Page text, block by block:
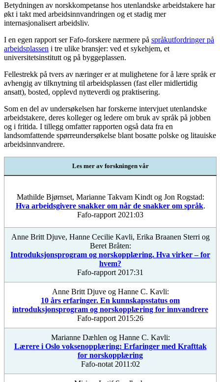
Betydningen av norskkompetanse hos utenlandske arbeidstakere har
økt i takt med arbeidsinnvandringen og et stadig mer
internasjonalisert arbeidsliv.
I en egen rapport ser Fafo-forskere nærmere på språkutfordringer på
arbeidsplassen i tre ulike bransjer: ved et sykehjem, et
universitetsinstitutt og på byggeplassen.
Fellestrekk på tvers av næringer er at mulighetene for å lære språk er
avhengig av tilknytning til arbeidsplassen (fast eller midlertidig
ansatt), bosted, opplevd nytteverdi og praktisering.
Som en del av undersøkelsen har forskerne intervjuet utenlandske
arbeidstakere, deres kolleger og ledere om bruk av språk på jobben
og i fritida. I tillegg omfatter rapporten også data fra en
landsomfattende spørreundersøkelse blant bosatte polske og litauiske
arbeidsinnvandrere.
Les mer av forskningen vår
Mathilde Bjørnset, Marianne Takvam Kindt og Jon Rogstad:
Hva arbeidsgivere snakker om når de snakker om språk.
Fafo-rapport 2021:03
Anne Britt Djuve, Hanne Cecilie Kavli, Erika Braanen Sterri og
Beret Bråten:
Introduksjonsprogram og norskopplæring. Hva virker – for
hvem?
Fafo-rapport 2017:31
Anne Britt Djuve og Hanne C. Kavli:
10 års erfaringer. En kunnskapsstatus om
introduksjonsprogram og norskopplæring for innvandrere
Fafo-rapport 2015:26
Marianne Dæhlen og Hanne C. Kavli:
Lærere i Oslo voksenopplæring: Erfaringer med Krafttak
for norskopplæring
Fafo-notat 2011:02